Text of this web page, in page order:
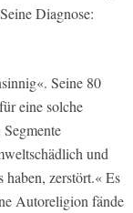
Diagnose:
Seine 80
eine solche
und
zerstört.« Es
Autoreligion fände